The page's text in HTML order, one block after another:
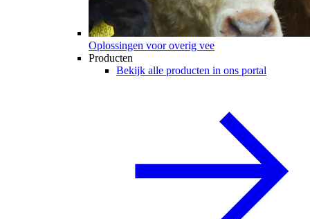
Oplossingen voor overig vee
Producten
Bekijk alle producten in ons portal